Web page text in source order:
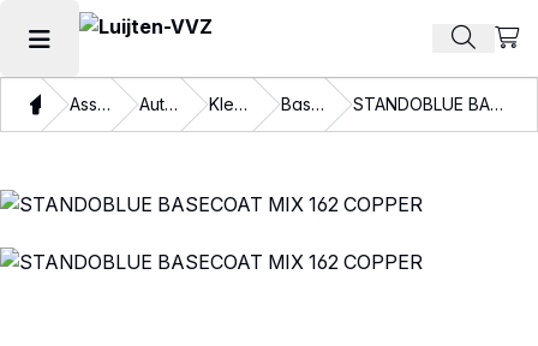
Hoofdmenu openen Zoek
ThuisAssortiment Autolakken Kleurlakken Basislakken STANDOBLUE BASECOAT MIX 162 COPPER